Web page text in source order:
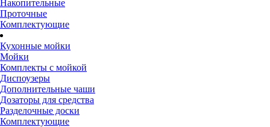
Накопительные
Проточные
Комплектующие
Кухонные мойки
Мойки
Комплекты с мойкой
Диспоузеры
Дополнительные чаши
Дозаторы для средства
Разделочные доски
Комплектующие